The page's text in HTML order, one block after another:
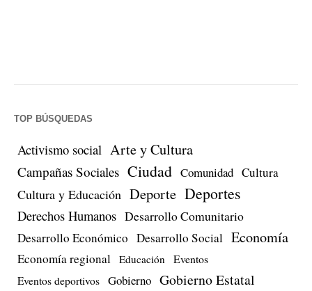
TOP BÚSQUEDAS
Activismo social Arte y Cultura
Campañas Sociales Ciudad Comunidad Cultura
Cultura y Educación Deporte Deportes
Derechos Humanos Desarrollo Comunitario
Desarrollo Económico Desarrollo Social Economía
Economía regional Educación Eventos
Eventos deportivos Gobierno Gobierno Estatal